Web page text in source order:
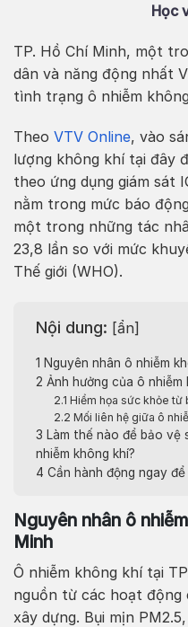
Học
TP. Hồ Chí Minh, một
dân và năng động nhất
tình trạng ô nhiễm
Theo VTV Online, vào
lượng không khí tại đây
theo ứng dụng giám sát
nằm trong mức báo
một trong những tác
23,8 lần so với mức
Thế giới (WHO).
Nội dung: [ẩn]
1 Nguyên nhân ô nhiễm
2 Ảnh hưởng của ô
2.1 Hiểm họa sức khỏe từ
2.2 Mối liên hệ giữa ô
3 Làm thế nào để bảo
nhiễm không khí?
4 Cần hành động ngay
Nguyên nhân ô
Minh
Ô nhiễm không khí tại
nguồn từ các hoạt động
xây dựng. Bụi mịn